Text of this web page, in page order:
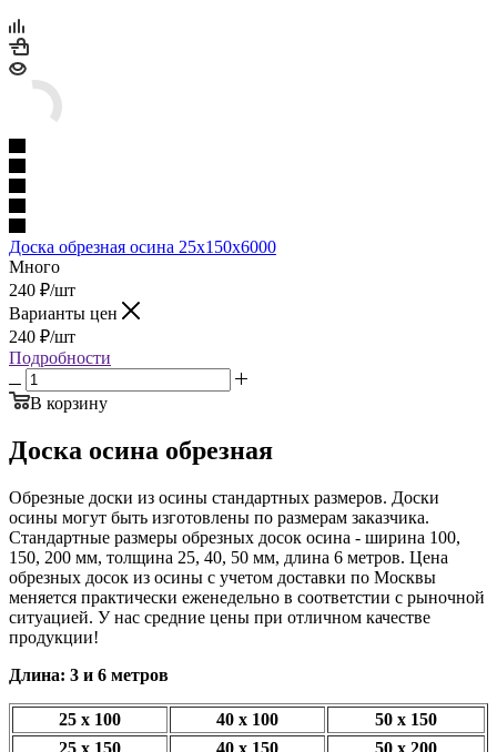
Доска обрезная осина 25х150х6000
Много
240 ₽/шт
Варианты цен
240 ₽/шт
Подробности
В корзину
Доска осина обрезная
Обрезные доски из осины стандартных размеров. Доски
осины могут быть изготовлены по размерам заказчика.
Стандартные размеры обрезных досок осина - ширина 100,
150, 200 мм, толщина 25, 40, 50 мм, длина 6 метров. Цена
обрезных досок из осины с учетом доставки по Москвы
меняется практически еженедельно в соответстии с рыночной
ситуацией. У нас средние цены при отличном качестве
продукции!
Длина: 3 и 6 метров
25 x 100 40 x 100
50 x 150
25 x 150
40 x 150 50 x 200